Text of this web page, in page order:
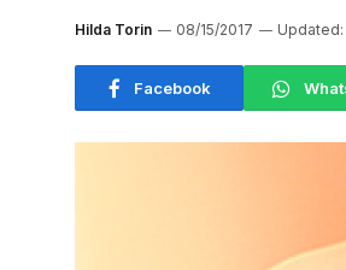
Hilda Torin 08/15/2017 Updated:
Facebook